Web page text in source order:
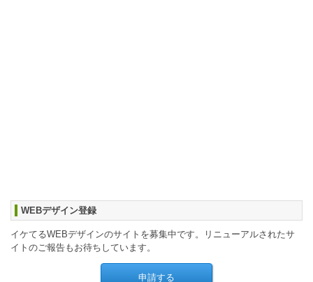
WEBデザイン登録
イケてるWEBデザインのサイトを募集中です。リニューアルされたサ
イトのご報告もお待ちしています。